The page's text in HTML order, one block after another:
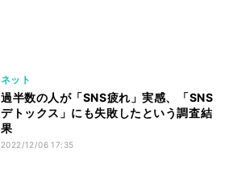
ネット
過半数の人が「SNS疲れ」実感、「SNS
デトックス」にも失敗したという調査結
果
2022/12/06 17:35